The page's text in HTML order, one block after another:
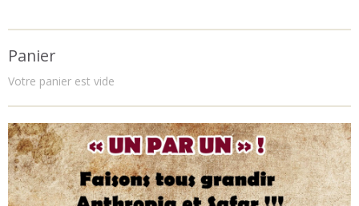
Panier
Votre panier est vide